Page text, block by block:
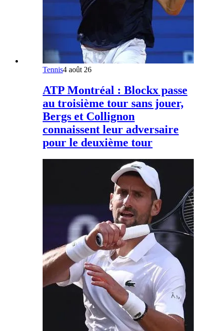
Tennis4 août 26
ATP Montréal : Blockx passe
au troisième tour sans jouer,
Bergs et Collignon
connaissent leur adversaire
pour le deuxième tour